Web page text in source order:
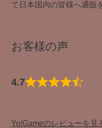
て日本国内の皆様へ通販
お客様の声
4.7
Yo!Gameのレビューを見